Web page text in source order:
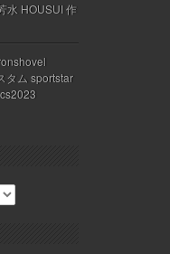
水 HOUSUI 作
タム sportstar